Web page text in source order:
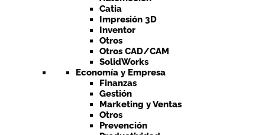
Catia
Impresión 3D
Inventor
Otros
Otros CAD/CAM
SolidWorks
Economía y Empresa
Finanzas
Gestión
Marketing y Ventas
Otros
Prevención